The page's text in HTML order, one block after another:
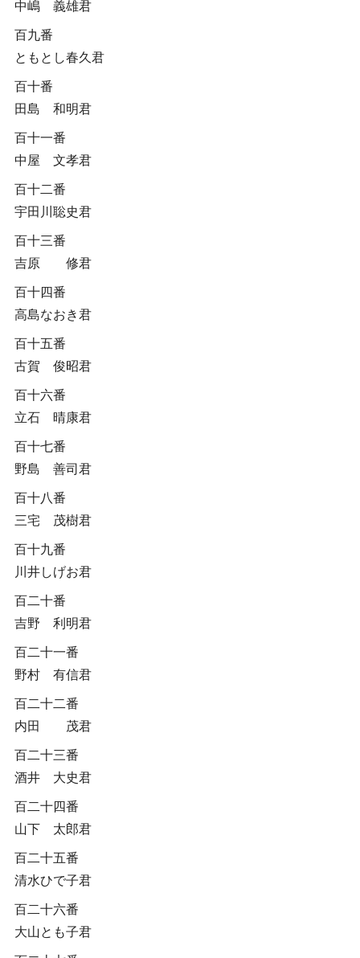
中嶋 義雄君
百九番
ともとし春久君
百十番
田島 和明君
百十一番
中屋 文孝君
百十二番
宇田川聡史君
百十三番
吉原 修君
百十四番
高島なおき君
百十五番
古賀 俊昭君
百十六番
立石 晴康君
百十七番
野島 善司君
百十八番
三宅 茂樹君
百十九番
川井しげお君
百二十番
吉野 利明君
百二十一番
野村 有信君
百二十二番
内田 茂君
百二十三番
酒井 大史君
百二十四番
山下 太郎君
百二十五番
清水ひで子君
百二十六番
大山とも子君